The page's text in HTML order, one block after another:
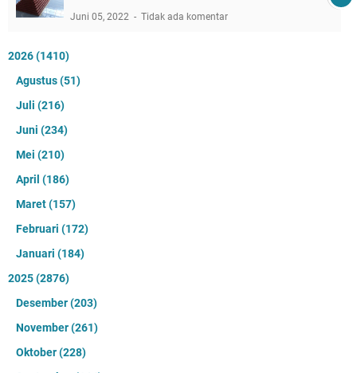
Juni 05, 2022 Tidak ada komentar
2026(1410)
Agustus(51)
Juli (216)
Juni (234)
Mei (210)
April (186)
Maret(157)
Februari (172)
Januari (184)
2025(2876)
Desember(203)
November(261)
Oktober(228)